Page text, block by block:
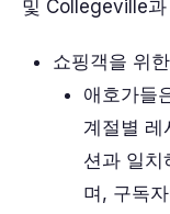
및 Collegeville과
쇼핑객을 위
애호가들
계절별 레
션과 일치
며, 구독